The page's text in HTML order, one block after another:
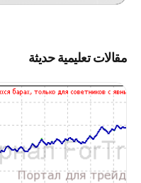
مقالات تعليمية حديثة